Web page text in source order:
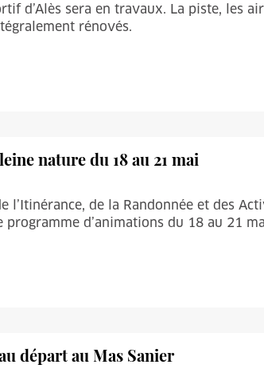
d’Alès sera en travaux. La piste, les
rénovés.
nature du 18 au 21 mai
l’Itinérance, de la Randonnée et des
programme d’animations du 18 au 21
départ au Mas Sanier